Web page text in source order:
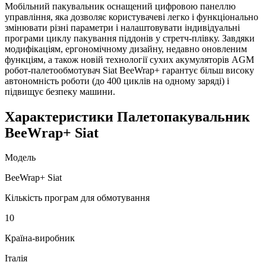
Мобільний пакувальник оснащений цифровою панеллю
управління, яка дозволяє користувачеві легко і функціонально
змінювати різні параметри і налаштовувати індивідуальні
програми циклу пакування піддонів у стретч-плівку. Завдяки
модифікаціям, ергономічному дизайну, недавно оновленим
функціям, а також новій технології сухих акумуляторів AGM
робот-палетообмотувач Siat BeeWrap+ гарантує більш високу
автономність роботи (до 400 циклів на одному заряді) і
підвищує безпеку машини.
Характеристики Палетопакувальник
BeeWrap+ Siat
Модель
BeeWrap+ Siat
Кількість програм для обмотування
10
Країна-виробник
Італія